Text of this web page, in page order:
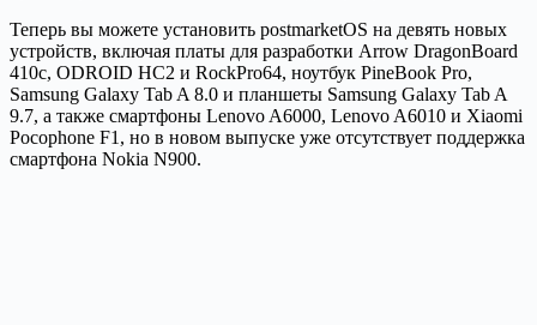
Теперь вы можете установить postmarketOS на девять новых
устройств, включая платы для разработки Arrow DragonBoard
410c, ODROID HC2 и RockPro64, ноутбук PineBook Pro,
Samsung Galaxy Tab A 8.0 и планшеты Samsung Galaxy Tab A
9.7, а также смартфоны Lenovo A6000, Lenovo A6010 и Xiaomi
Pocophone F1, но в новом выпуске уже отсутствует поддержка
смартфона Nokia N900.